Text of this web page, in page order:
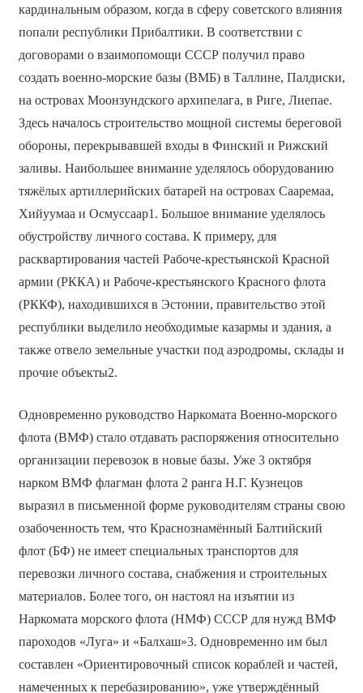
кардинальным образом, когда в сферу советского влияния
попали республики Прибалтики. В соответствии с
договорами о взаимопомощи СССР получил право
создать военно-морские базы (ВМБ) в Таллине, Палдиски,
на островах Моонзундского архипелага, в Риге, Лиепае.
Здесь началось строительство мощной системы береговой
обороны, перекрывавшей входы в Финский и Рижский
заливы. Наибольшее внимание уделялось оборудованию
тяжёлых артиллерийских батарей на островах Сааремаа,
Хийуумаа и Осмуссаар1. Большое внимание уделялось
обустройству личного состава. К примеру, для
расквартирования частей Рабоче-крестьянской Красной
армии (РККА) и Рабоче-крестьянского Красного флота
(РККФ), находившихся в Эстонии, правительство этой
республики выделило необходимые казармы и здания, а
также отвело земельные участки под аэродромы, склады и
прочие объекты2.
Одновременно руководство Наркомата Военно-морского
флота (ВМФ) стало отдавать распоряжения относительно
организации перевозок в новые базы. Уже 3 октября
нарком ВМФ флагман флота 2 ранга Н.Г. Кузнецов
выразил в письменной форме руководителям страны свою
озабоченность тем, что Краснознамённый Балтийский
флот (БФ) не имеет специальных транспортов для
перевозки личного состава, снабжения и строительных
материалов. Более того, он настоял на изъятии из
Наркомата морского флота (НМФ) СССР для нужд ВМФ
пароходов «Луга» и «Балхаш»3. Одновременно им был
составлен «Ориентировочный список кораблей и частей,
намеченных к перебазированию», уже утверждённый